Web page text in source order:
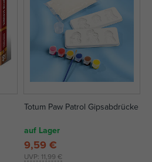
Totum Paw Patrol Gipsabdrücke
auf Lager
UVP: 11,99 €
9,59 €